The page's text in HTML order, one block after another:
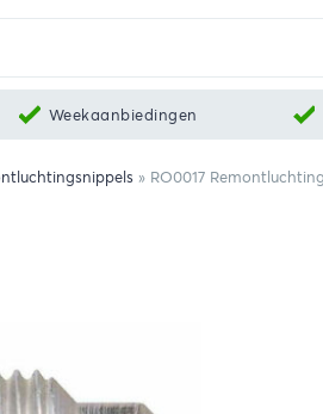
Weekaanbiedingen
» RO0017